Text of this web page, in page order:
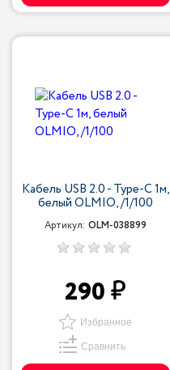
Кабель USB 2.0 - Type-C 1м,
белый OLMIO, /1/100
Артикул: OLM-038899
290
Избранное
Сравнить